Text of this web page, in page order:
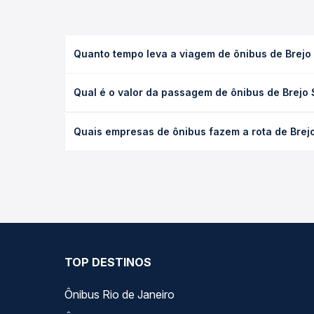
Quanto tempo leva a viagem de ônibus de
executivo ou leito) e as condições de tráfego. Na
Qual é o valor da passagem de ônibus de Brejo
poltrona e a antecedência da compra. Na Quero
Quais empresas de ônibus fazem a rota de
TOP DESTINOS
Ônibus Rio de Janeiro